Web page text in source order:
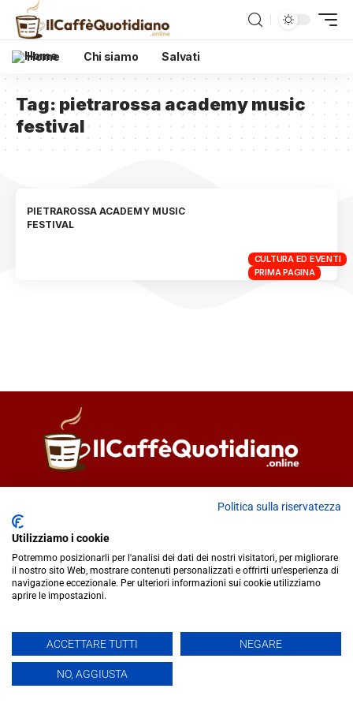
Home Chi siamo Salvati
Tag: pietrarossa academy music
festival
CULTURA ED EVENTI
PRIMA PAGINA
PIETRAROSSA ACADEMY MUSIC
FESTIVAL
redazione@ilcaffequotidiano.online
C.F. 92076900858
Chi siamo
Privacy & Cookie Policy
IlCaffèQuotidiano.online è una testata giornalistica registrata
presso il Tribunale di Caltanissetta n.02/2024 del 17/07/2024 |
Realizzato da
Politica sulla riservatezza
Utilizziamo i cookie
Potremmo posizionarli per l'analisi dei dati dei nostri visitatori, per migliorare
il nostro sito Web, mostrare contenuti personalizzati e offrirti un'esperienza di
navigazione eccezionale. Per ulteriori informazioni sui cookie utilizziamo
aprire le impostazioni.
ACCETTARE TUTTI NEGARE
NO, AGGIUSTA